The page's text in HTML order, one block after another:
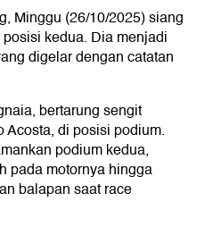
Minggu (26/10/2025) siang
kedua. Dia menjadi
digelar dengan catatan
bertarung sengit
di posisi podium.
podium kedua,
pada motornya hingga
balapan saat race